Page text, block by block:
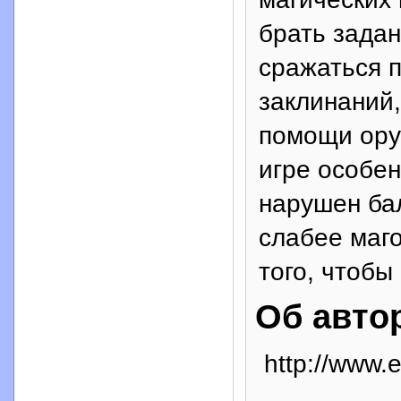
брать
сражаться
помощи
игре
нарушен
слабее
того,
Об
http://